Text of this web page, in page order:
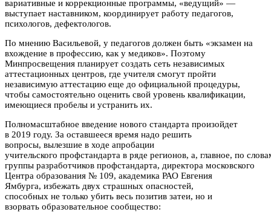
вариативные и коррекционные программы, «ведущий» —
выступает наставником, координирует работу педагогов,
психологов, дефектологов.
По мнению Васильевой, у педагогов должен быть «экзамен на
вхождение в профессию, как у медиков». Поэтому
Минпросвещения планирует создать сеть независимых
аттестационных центров, где учителя смогут пройти
независимую аттестацию еще до официальной процедуры,
чтобы самостоятельно оценить свой уровень квалификации,
имеющиеся пробелы и устранить их.
Полномасштабное введение нового стандарта произойдет
в 2019 году. За оставшееся время надо решить
вопросы, вылезшие в ходе апробации
учительского профстандарта в ряде регионов, а, главное, по
группы разработчиков профстандарта, директора московского
Центра образования № 109, академика РАО Евгения
Ямбурга, избежать двух страшных опасностей,
способных не только убить весь позитив затеи, но и
взорвать образовательное сообщество: